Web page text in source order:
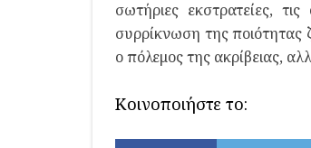
σωτήριες εκστρατείες,
συρρίκνωση της ποιότητας
ο πόλεμος της ακρίβειας,
Κοινοποιήστε το: